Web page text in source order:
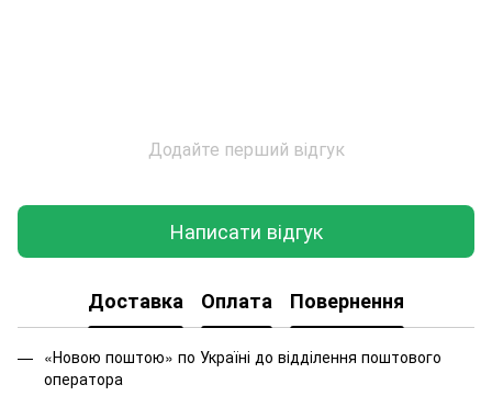
Додайте перший відгук
Написати відгук
Доставка Оплата Повернення
«Новою поштою» по Україні до відділення поштового
оператора